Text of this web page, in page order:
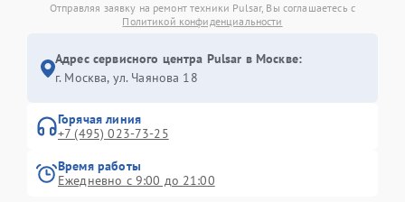
Отправляя заявку на ремонт техники Pulsar, Вы соглашаетесь с
Политикой конфиденциальности
Адрес сервисного центра Pulsar в Москве:
г. Москва, ул. Чаянова 18
Горячая линия
+7 (495) 023-73-25
Время работы
Ежедневно с 9:00 до 21:00